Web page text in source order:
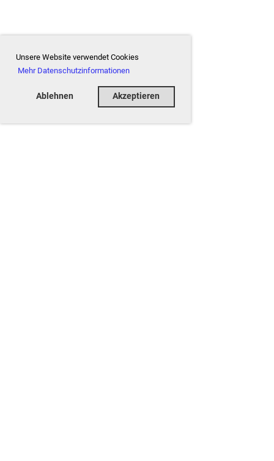
Unsere Website verwendet Cookies
Mehr Datenschutzinformationen
Ablehnen Akzeptieren